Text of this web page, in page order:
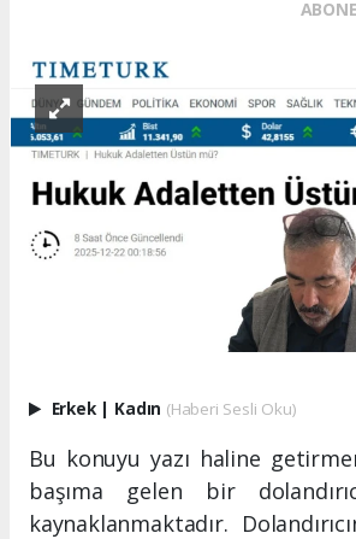
Erkek | Kadın (Haberi Sesli Oku)
Bu konuyu yazı haline
başıma gelen bir
kaynaklanmaktadır.